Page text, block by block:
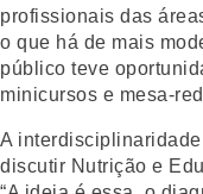
profissionais das
o que há de mais
público teve
minicursos e mesa-
A
discutir Nutrição e